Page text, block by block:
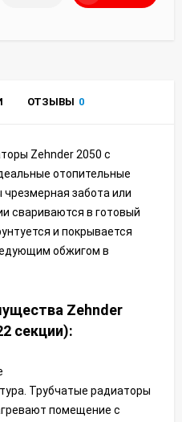
ОТЗЫВЫ 0
Zehnder 2050 с
отопительные
забота или
свариваются в готовый
и покрывается
обжигом в
Zehnder
секции):
Трубчатые радиаторы
помещение с